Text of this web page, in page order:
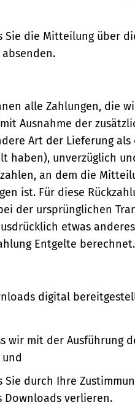
Sie die Mitteilung über
alle Zahlungen, die
Ausnahme der
Art der Lieferung
haben), unverzüglich
an dem die
ist. Für diese
der ursprünglichen
etwas
Entgelte berechnet.
digital
wir mit der Ausführung
durch Ihre
Downloads verlieren.